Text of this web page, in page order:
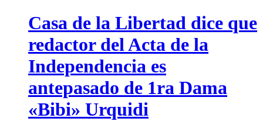
Casa de la Libertad dice que
redactor del Acta de la
Independencia es
antepasado de 1ra Dama
«Bibi» Urquidi